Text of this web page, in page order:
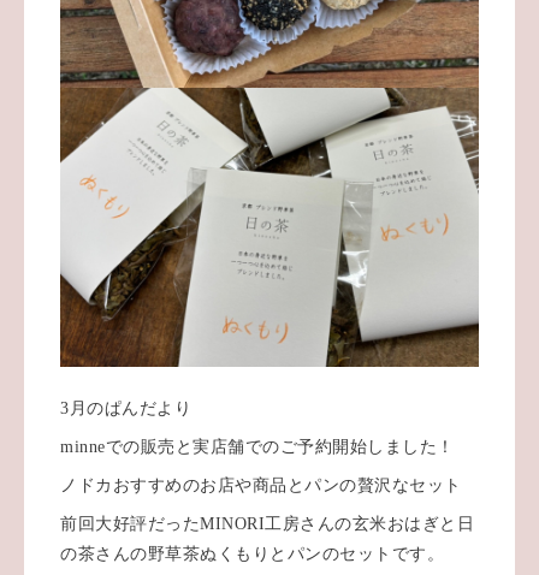
3月のぱんだより
minneでの販売と実店舗でのご予約開始しました！
ノドカおすすめのお店や商品とパンの贅沢なセット
前回大好評だったMINORI工房さんの玄米おはぎと日
の茶さんの野草茶ぬくもりとパンのセットです。